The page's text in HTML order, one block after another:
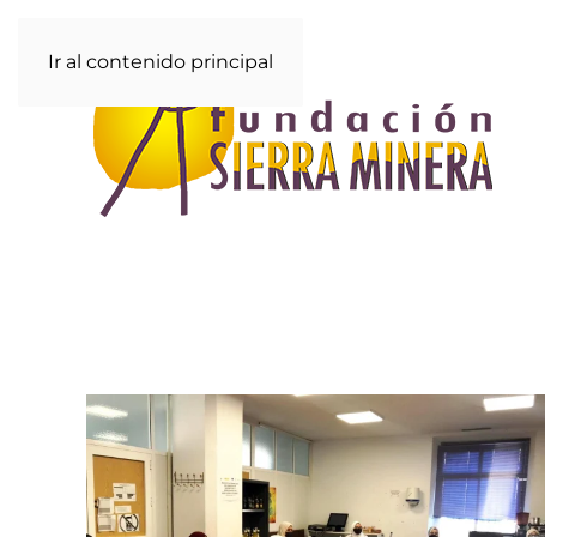
Ir al contenido principal